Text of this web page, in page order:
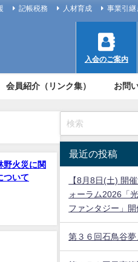
記帳税務 人材育成 事業引継
入会のご案内
会員紹介（リンク集） お問
野火災に関
ついて
最近の投稿
【8月8日(土) 開
ォーラム2026「
ファンタジー」
第３６回石鳥谷